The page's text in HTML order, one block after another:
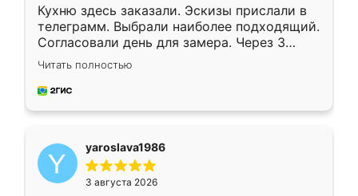
Кухню здесь заказали. Эскизы прислали в
телеграмм. Выбрали наиболее подходящий.
Согласовали день для замера. Через 3
недели кухня была уже готова. Остались
довольны работой. Спасибо Ренессанс
мебель за качественную работу!
Читать полностью
yaroslava1986
3 августа 2026